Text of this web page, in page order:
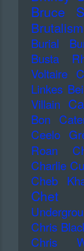
Bruce
Burial
Busta
Voltaire
Linkes
Villain
Bon
Ceelo
Roan
Charlie
Cheb
Chet
Chris
Chris